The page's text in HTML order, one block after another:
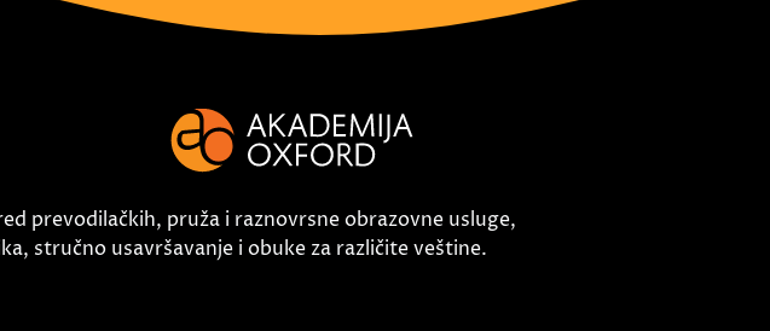
prevodilačkih, pruža i raznovrsne obrazovne usluge,
stručno usavršavanje i obuke za različite veštine.